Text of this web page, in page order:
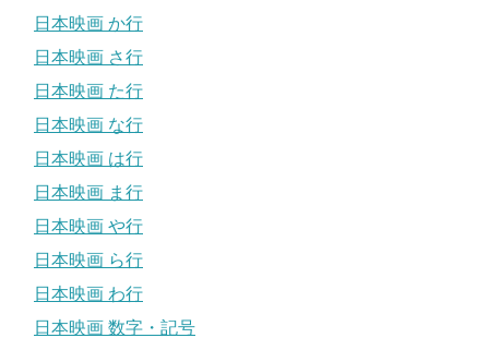
日本映画 か行
日本映画 さ行
日本映画 た行
日本映画 な行
日本映画 は行
日本映画 ま行
日本映画 や行
日本映画 ら行
日本映画 わ行
日本映画 数字・記号